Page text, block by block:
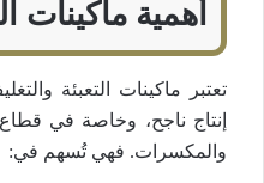
أهمية ماكينات
تعتبر ماكينات التعبئة
إنتاج ناجح، وخاصة في
والمكسرات. فهي تُسهم في: